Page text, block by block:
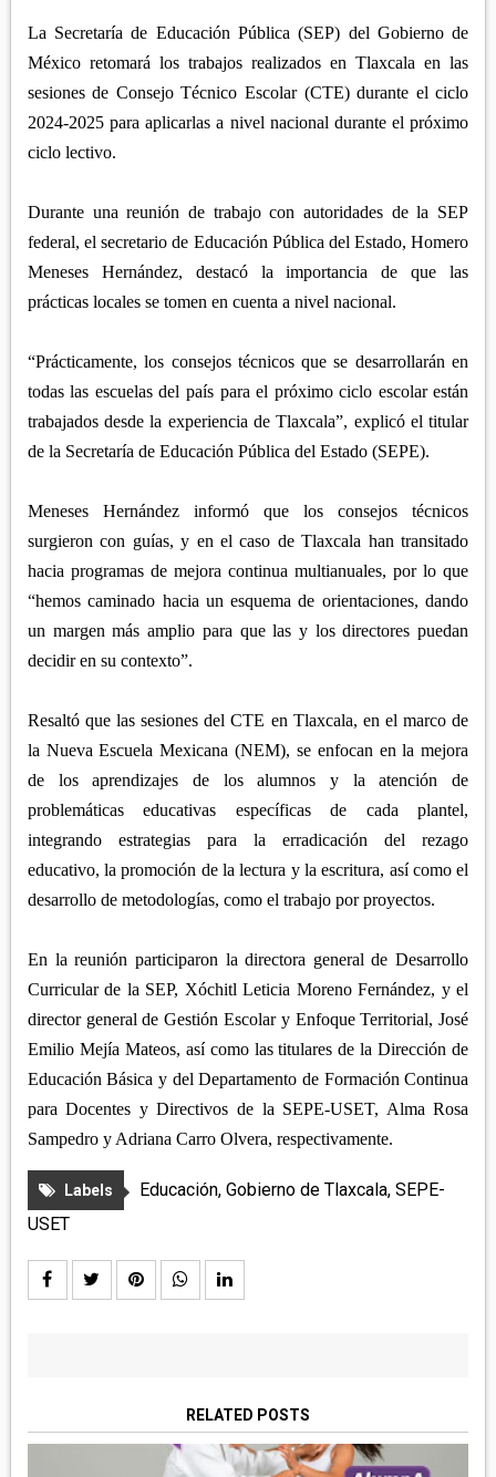
TLAXCO
XALOZTOC
CHIAUTEMPAN
PANOTLA
SAN PABLO DEL MONTE
REGIÓN PONIENTE
CALPULALPAN
HUEYOTLIPAN
SANCTÓRUM
La Secretaría de Educación Pública (SEP) del Gobierno de
México retomará los trabajos realizados en Tlaxcala en las
sesiones de Consejo Técnico Escolar (CTE) durante el ciclo
2024-2025 para aplicarlas a nivel nacional durante el próximo
ciclo lectivo.
Durante una reunión de trabajo con autoridades de la SEP
federal, el secretario de Educación Pública del Estado, Homero
Meneses Hernández, destacó la importancia de que las
prácticas locales se tomen en cuenta a nivel nacional.
“Prácticamente, los consejos técnicos que se desarrollarán en
todas las escuelas del país para el próximo ciclo escolar están
trabajados desde la experiencia de Tlaxcala”, explicó el titular
de la Secretaría de Educación Pública del Estado (SEPE).
Meneses Hernández informó que los consejos técnicos
surgieron con guías, y en el caso de Tlaxcala han transitado
hacia programas de mejora continua multianuales, por lo que
“hemos caminado hacia un esquema de orientaciones, dando
un margen más amplio para que las y los directores puedan
decidir en su contexto”.
Resaltó que las sesiones del CTE en Tlaxcala, en el marco de
la Nueva Escuela Mexicana (NEM), se enfocan en la mejora
de los aprendizajes de los alumnos y la atención de
problemáticas educativas específicas de cada plantel,
integrando estrategias para la erradicación del rezago
educativo, la promoción de la lectura y la escritura, así como el
desarrollo de metodologías, como el trabajo por proyectos.
En la reunión participaron la directora general de Desarrollo
Curricular de la SEP, Xóchitl Leticia Moreno Fernández, y el
director general de Gestión Escolar y Enfoque Territorial, José
Emilio Mejía Mateos, así como las titulares de la Dirección de
Educación Básica y del Departamento de Formación Continua
para Docentes y Directivos de la SEPE-USET, Alma Rosa
Sampedro y Adriana Carro Olvera, respectivamente.
Labels Educación, Gobierno de Tlaxcala, SEPE-
USET
RELATED POSTS